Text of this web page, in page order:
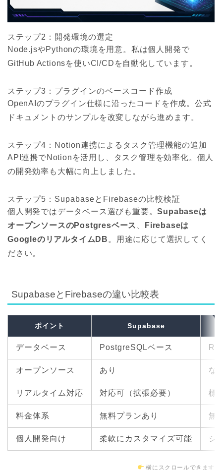
ステップ2：開発環境の選定
Node.jsやPythonの環境を用意。私は個人開発で
GitHub Actionsを使いCI/CDを自動化しています。
ステップ3：プラグインのベースコード作成
OpenAIのプラグイン仕様に沿ったコードを作成。公式
ドキュメントのサンプルを改変しながら進めます。
ステップ4：Notion連携によるタスク管理機能の追加
API連携でNotionを活用し、タスク管理を効率化。個人
の開発効率も大幅に向上しました。
ステップ5：SupabaseとFirebaseの比較検証
個人開発ではデータベース選びも重要。Supabaseは
オープンソースのPostgresベース 、
Firebaseは
GoogleのリアルタイムDB。用途に応じて選択してく
ださい。
SupabaseとFirebaseの違い比較表
ポイント Supabase
データベース PostgreSQLベース
オープンソース あり な
リアルタイム対応 対応可（拡張必要） 標
料金体系 無料プランあり 無
個人開発向け 柔軟にカスタマイズ可能 シ
横にスクロールできます